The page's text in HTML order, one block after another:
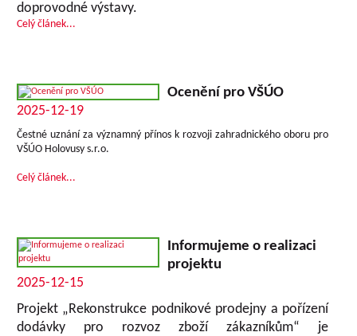
doprovodné výstavy.
Celý článek...
Ocenění pro VŠÚO
2025-12-19
Čestné uznání za významný přínos k rozvoji zahradnického oboru pro
VŠÚO Holovusy s.r.o.
Celý článek...
Informujeme o realizaci
projektu
2025-12-15
Projekt „Rekonstrukce podnikové prodejny a pořízení
dodávky pro rozvoz zboží zákazníkům“ je